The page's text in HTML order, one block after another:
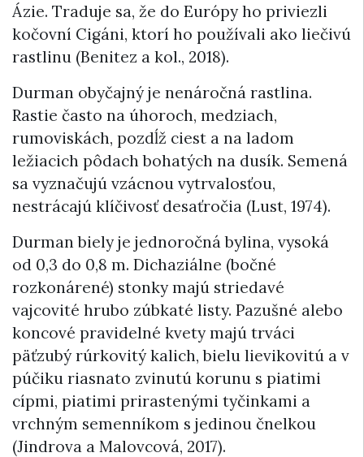
Ázie. Traduje sa, že do Európy ho priviezli
kočovní Cigáni, ktorí ho používali ako liečivú
rastlinu (Benitez a kol., 2018).
Durman obyčajný je nenáročná rastlina.
Rastie často na úhoroch, medziach,
rumoviskách, pozdĺž ciest a na ladom
ležiacich pôdach bohatých na dusík. Semená
sa vyznačujú vzácnou vytrvalosťou,
nestrácajú klíčivosť desaťročia (Lust, 1974).
Durman biely je jednoročná bylina, vysoká
od 0,3 do 0,8 m. Dichaziálne (bočné
rozkonárené) stonky majú striedavé
vajcovité hrubo zúbkaté listy. Pazušné alebo
koncové pravidelné kvety majú trváci
päťzubý rúrkovitý kalich, bielu lievikovitú a v
púčiku riasnato zvinutú korunu s piatimi
cípmi, piatimi prirastenými tyčinkami a
vrchným semenníkom s jedinou čnelkou
(Jindrova a Malovcová, 2017).